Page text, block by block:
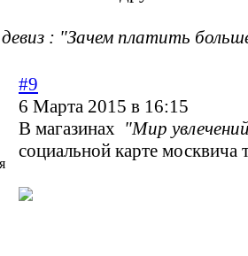
: "Зачем платить
#9
6 Марта 2015 в 16:15
В магазинах "Мир
социальной карте москвича